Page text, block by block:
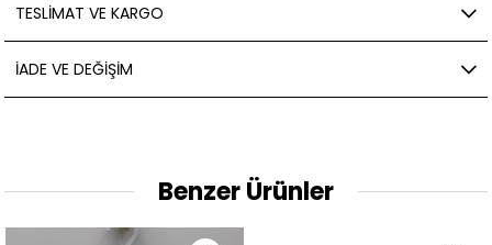
TESLIMAT VE KARGO
İADE VE DEĞIŞIM
Benzer Ürünler